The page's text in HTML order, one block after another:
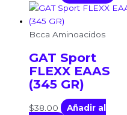
Bcca Aminoacidos
GAT Sport
FLEXX EAAS
(345 GR)
$38.00
Añadir al